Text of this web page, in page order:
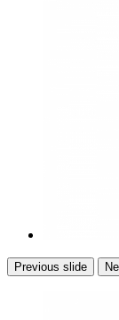
Previous slide